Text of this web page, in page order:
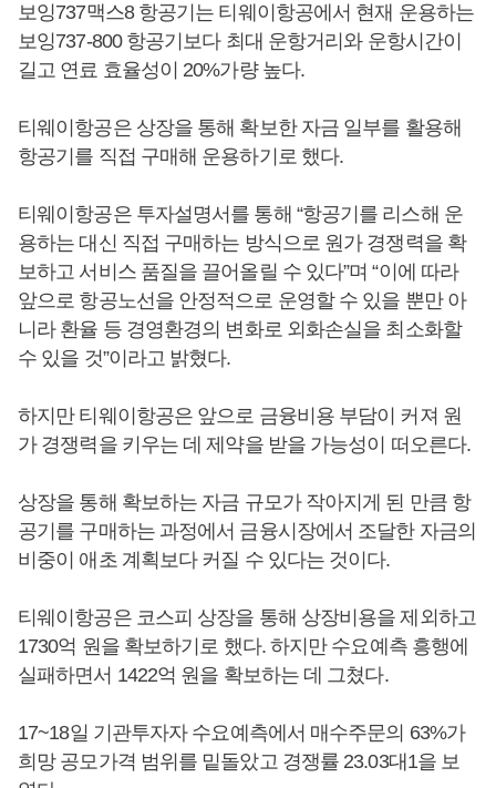
보잉737맥스8 항공기는 티웨이항공에서 현재 운용하는
보잉737-800 항공기보다 최대 운항거리와 운항시간이
길고 연료 효율성이 20%가량 높다.
티웨이항공은 상장을 통해 확보한 자금 일부를 활용해
항공기를 직접 구매해 운용하기로 했다.
티웨이항공은 투자설명서를 통해 “항공기를 리스해 운
용하는 대신 직접 구매하는 방식으로 원가 경쟁력을 확
보하고 서비스 품질을 끌어올릴 수 있다”며 “이에 따라
앞으로 항공노선을 안정적으로 운영할 수 있을 뿐만 아
니라 환율 등 경영환경의 변화로 외화손실을 최소화할
수 있을 것”이라고 밝혔다.
하지만 티웨이항공은 앞으로 금융비용 부담이 커져 원
가 경쟁력을 키우는 데 제약을 받을 가능성이 떠오른다.
상장을 통해 확보하는 자금 규모가 작아지게 된 만큼 항
공기를 구매하는 과정에서 금융시장에서 조달한 자금의
비중이 애초 계획보다 커질 수 있다는 것이다.
티웨이항공은 코스피 상장을 통해 상장비용을 제외하고
1730억 원을 확보하기로 했다. 하지만 수요예측 흥행에
실패하면서 1422억 원을 확보하는 데 그쳤다.
17~18일 기관투자자 수요예측에서 매수주문의 63%가
희망 공모가격 범위를 밑돌았고 경쟁률 23.03대1을 보